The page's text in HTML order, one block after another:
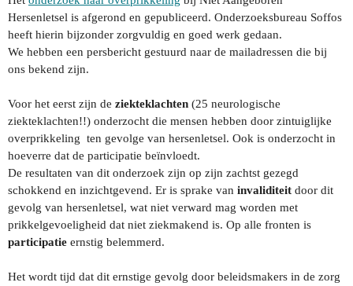
Hersenletsel is afgerond en gepubliceerd. Onderzoeksbureau Soffos
heeft hierin bijzonder zorgvuldig en goed werk gedaan.
We hebben een persbericht gestuurd naar de mailadressen die bij
ons bekend zijn.
Voor het eerst zijn de ziekteklachten (25 neurologische
ziekteklachten!!) onderzocht die mensen hebben door zintuiglijke
overprikkeling ten gevolge van hersenletsel. Ook is onderzocht in
hoeverre dat de participatie beïnvloedt.
De resultaten van dit onderzoek zijn op zijn zachtst gezegd
schokkend en inzichtgevend. Er is sprake van invaliditeit door dit
gevolg van hersenletsel, wat niet verward mag worden met
prikkelgevoeligheid dat niet ziekmakend is. Op alle fronten is
participatie ernstig belemmerd.
Het wordt tijd dat dit ernstige gevolg door beleidsmakers in de zorg